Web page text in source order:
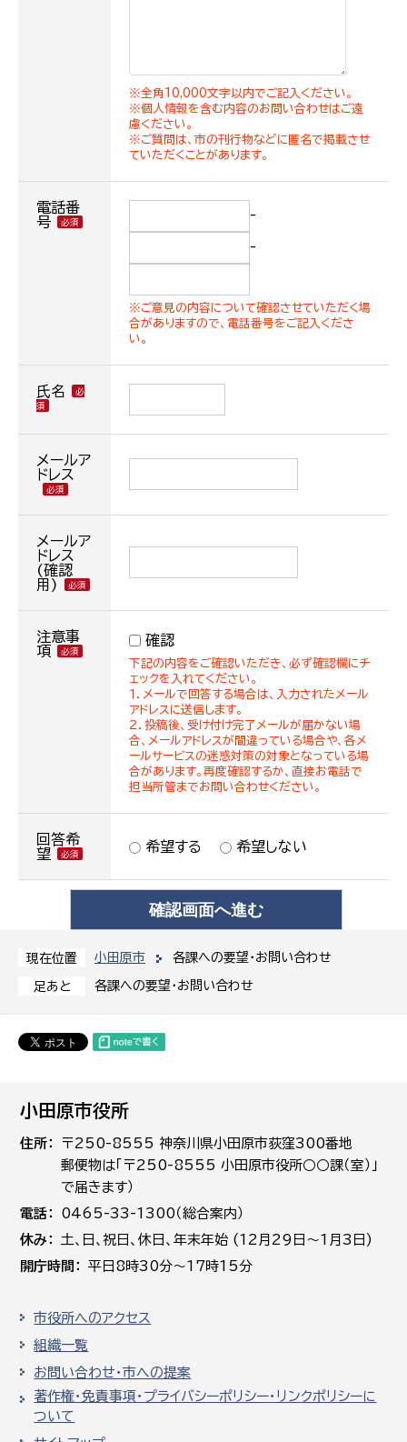
現在位置 小田原市 各課への要望・お問い合わせ
足あと 各課への要望・お問い合わせ
※全角10,000文字以内でご記入ください。
※個人情報を含む内容のお問い合わせはご遠
慮ください。
※ご質問は、市の刊行物などに匿名で掲載させ
ていただくことがあります。
電話番
号
-
-
※ご意見の内容について確認させていただく場
合がありますので、電話番号をご記入くださ
い。
氏名
メールア
ドレス
メールア
ドレス
(確認
用)
注意事
項
確認
下記の内容をご確認いただき、必ず確認欄にチ
ェックを入れてください。
１．メールで回答する場合は、入力されたメール
アドレスに送信します。
２．投稿後、受け付け完了メールが届かない場
合、メールアドレスが間違っている場合や、各メ
ールサービスの迷惑対策の対象となっている場
合があります。再度確認するか、直接お電話で
担当所管までお問い合わせください。
回答希
望
希望する 希望しない
小田原市役所
住所
〒250-8555 神奈川県小田原市荻窪300番地
郵便物は「〒250-8555 小田原市役所○○課（室）」
で届きます）
電話
0465-33-1300（総合案内）
休み
土､日､祝日、休日、年末年始 (12月29日～1月3日)
開庁時間
平日8時30分～17時15分
市役所へのアクセス
組織一覧
お問い合わせ・市への提案
著作権・免責事項・プライバシーポリシー・リンクポリシーに
ついて